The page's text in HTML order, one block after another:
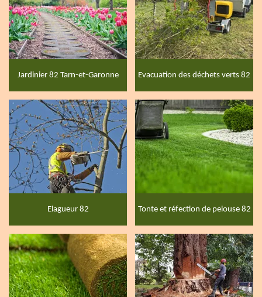
Jardinier 82 Tarn-et-Garonne Evacuation des déchets verts 82
Elagueur 82 Tonte et réfection de pelouse 82